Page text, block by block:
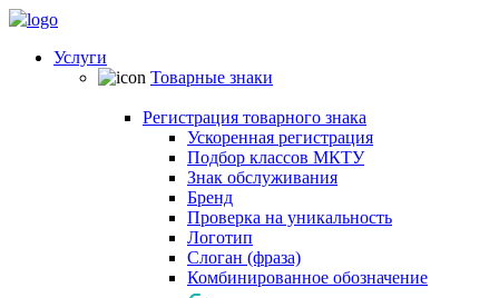
Услуги
Товарные знаки
Регистрация товарного знака
Ускоренная регистрация
Подбор классов МКТУ
Знак обслуживания
Бренд
Проверка на уникальность
Логотип
Слоган (фраза)
Комбинированное обозначение